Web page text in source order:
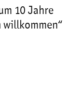
10 Jahre
willkommen“